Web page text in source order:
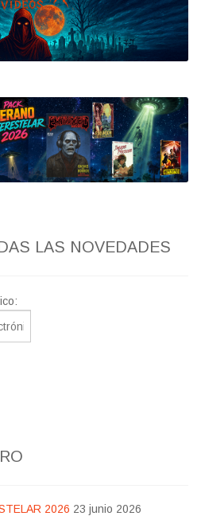
LAS NOVEDADES
2026 23 junio 2026